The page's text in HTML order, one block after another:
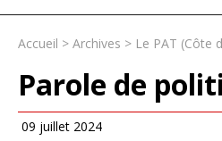
Accueil > Archives > Le PAT (Côte
Parole de
09 juillet 2024